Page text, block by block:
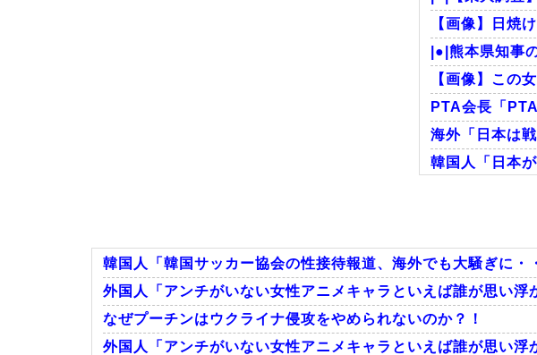
【画像】日焼
|●|熊本県知事
【画像】この
PTA会長「
海外「日本は
韓国人「日本
韓国人「韓国
Powered by
韓国人「韓国サッカー協会の性接待報道、海外でも大騒ぎに・
外国人「アンチがいない女性アニメキャラといえば誰が思い浮
なぜプーチンはウクライナ侵攻をやめられないのか？！
外国人「アンチがいない女性アニメキャラといえば誰が思い浮